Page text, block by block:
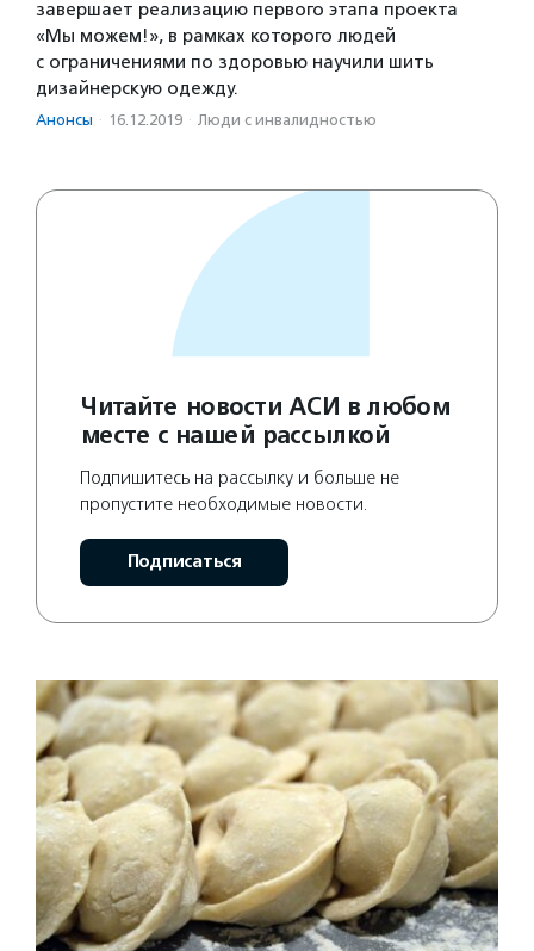
завершает реализацию первого этапа проекта
«Мы можем!», в рамках которого людей
с ограничениями по здоровью научили шить
дизайнерскую одежду.
Анонсы · 16.12.2019 · Люди с инвалидностью
Читайте новости АСИ в любом
месте с нашей рассылкой
Подпишитесь на рассылку и больше не
пропустите необходимые новости.
Подписаться